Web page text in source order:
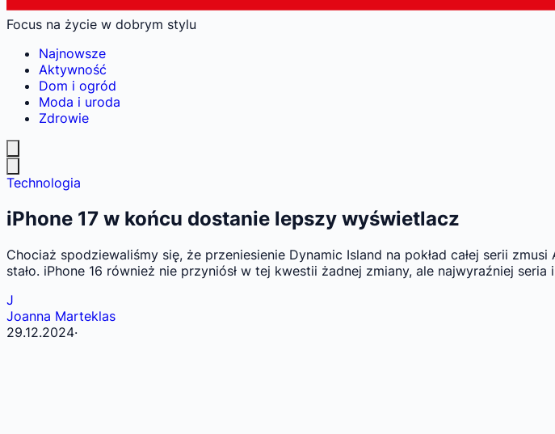
Focus na życie w dobrym stylu
Najnowsze
Aktywność
Dom i ogród
Moda i uroda
Zdrowie
Technologia
iPhone 17 w końcu dostanie lepszy wyświetlacz
Chociaż spodziewaliśmy się, że przeniesienie Dynamic Island na pokład całej serii
stało. iPhone 16 również nie przyniósł w tej kwestii żadnej zmiany, ale najwyraźniej
J
Joanna Marteklas
29.12.2024·